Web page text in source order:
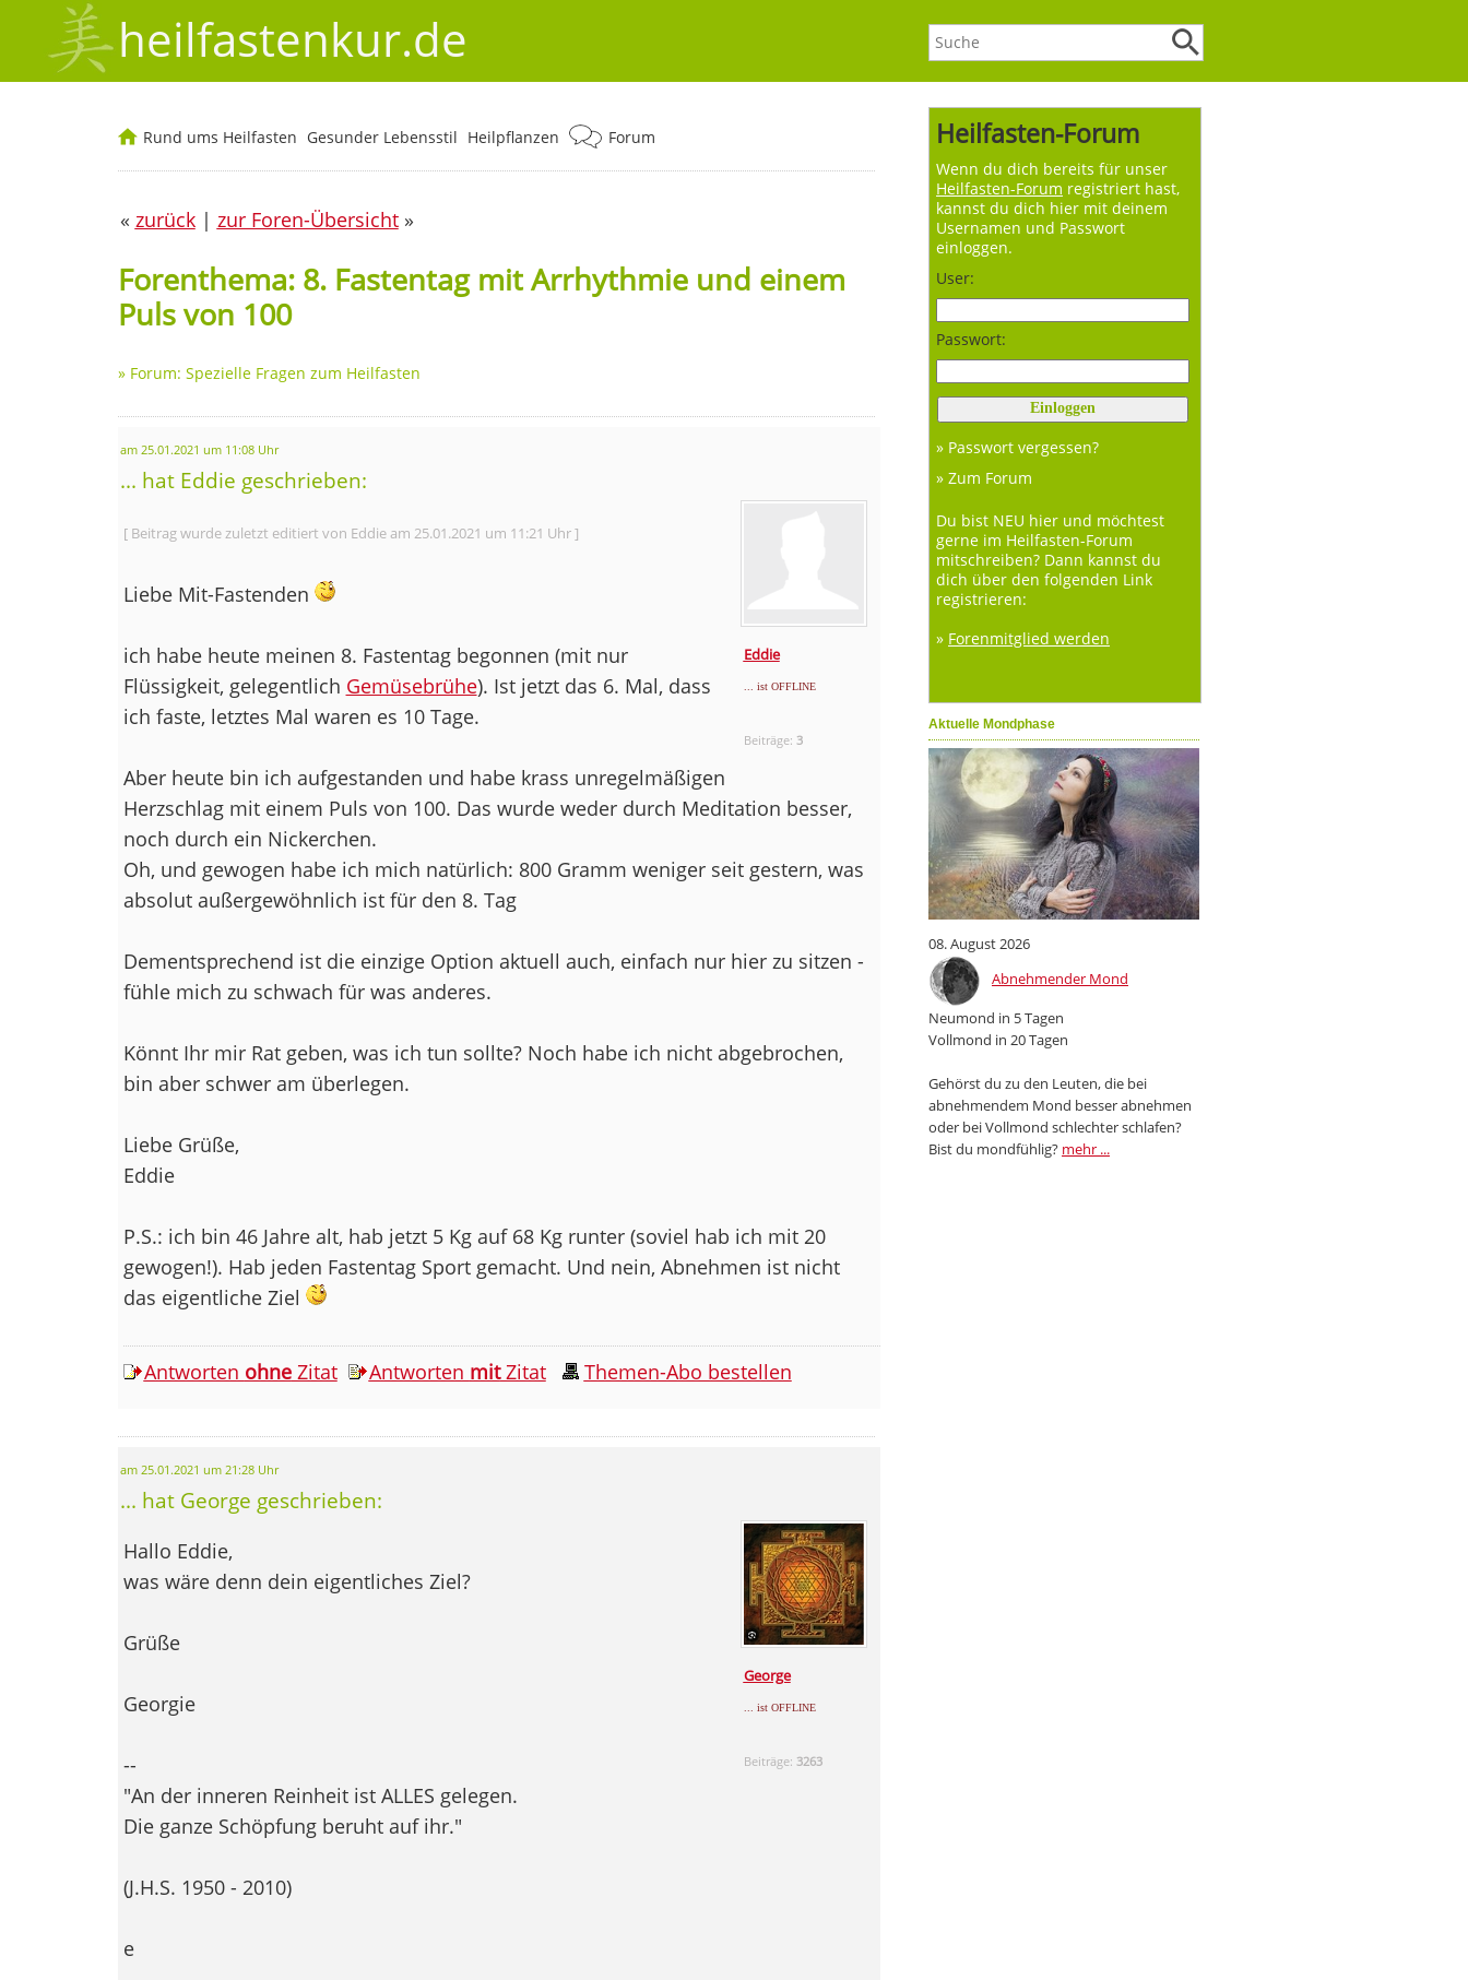
heilfastenkur.de
Heilfasten-Forum
Wenn du dich bereits für unser
Heilfasten-Forum registriert hast,
kannst du dich hier mit deinem
Usernamen und Passwort
einloggen.
User:
Passwort:
» Passwort vergessen?
» Zum Forum
Du bist NEU hier und möchtest
gerne im Heilfasten-Forum
mitschreiben? Dann kannst du
dich über den folgenden Link
registrieren:
» Forenmitglied werden
Aktuelle Mondphase
08. August 2026
Abnehmender Mond
Neumond in 5 Tagen
Vollmond in 20 Tagen
Gehörst du zu den Leuten, die bei
abnehmendem Mond besser abnehmen
oder bei Vollmond schlechter schlafen?
Bist du mondfühlig? mehr ...
Rund ums Heilfasten Gesunder Lebensstil Heilpflanzen Forum
« zurück| zur Foren-Übersicht»
Forenthema: 8. Fastentag mit Arrhythmie und einem
Puls von 100
» Forum: Spezielle Fragen zum Heilfasten
am 25.01.2021 um 11:08 Uhr
... hat Eddie geschrieben:
Eddie
... ist OFFLINE
Beiträge: 3
[ Beitrag wurde zuletzt editiert von Eddie am 25.01.2021 um 11:21 Uhr ]
Liebe Mit-Fastenden
ich habe heute meinen 8. Fastentag begonnen (mit nur
Flüssigkeit, gelegentlich Gemüsebrühe). Ist jetzt das 6. Mal, dass
ich faste, letztes Mal waren es 10 Tage.
Aber heute bin ich aufgestanden und habe krass unregelmäßigen
Herzschlag mit einem Puls von 100. Das wurde weder durch Meditation besser,
noch durch ein Nickerchen.
Oh, und gewogen habe ich mich natürlich: 800 Gramm weniger seit gestern, was
absolut außergewöhnlich ist für den 8. Tag
Dementsprechend ist die einzige Option aktuell auch, einfach nur hier zu sitzen -
fühle mich zu schwach für was anderes.
Könnt Ihr mir Rat geben, was ich tun sollte? Noch habe ich nicht abgebrochen,
bin aber schwer am überlegen.
Liebe Grüße,
Eddie
P.S.: ich bin 46 Jahre alt, hab jetzt 5 Kg auf 68 Kg runter (soviel hab ich mit 20
gewogen!). Hab jeden Fastentag Sport gemacht. Und nein, Abnehmen ist nicht
das eigentliche Ziel
Antworten ohneZitat Antworten mitZitat Themen-Abo bestellen
am 25.01.2021 um 21:28 Uhr
... hat George geschrieben:
George
... ist OFFLINE
Beiträge: 3263
Hallo Eddie,
was wäre denn dein eigentliches Ziel?
Grüße
Georgie
--
"An der inneren Reinheit ist ALLES gelegen.
Die ganze Schöpfung beruht auf ihr."
(J.H.S. 1950 - 2010)
e